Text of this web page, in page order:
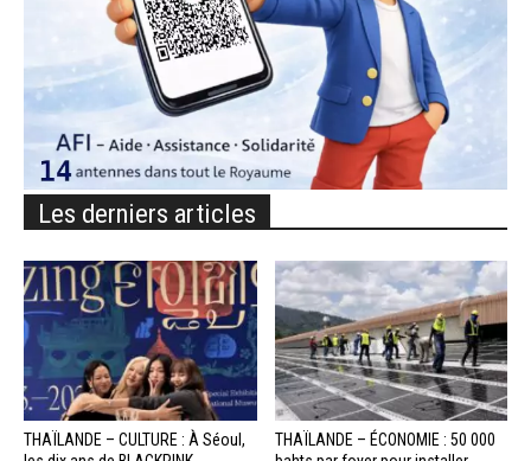
Les derniers articles
THAÏLANDE – CULTURE : À Séoul,
THAÏLANDE – ÉCONOMIE : 50 000